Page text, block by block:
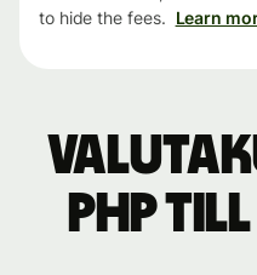
to hide the fees. Learn
PHP